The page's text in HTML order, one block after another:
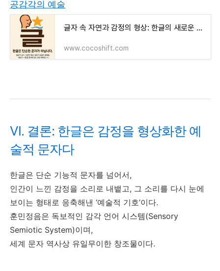
공감각의 예술
글자 속 자연과 감정의 형상: 한글의 새로운 발견 그 공감각의 예술
www.cocoshift.com
VI. 결론: 한글은 감정을 형상화한 예
술적 문자다
한글은 단순 기능적 문자를 넘어서,
인간이 느낀 감정을 소리로 내뱉고, 그 소리를 다시 눈에
보이는 형태로 응축해낸 ‘예술적 기호’이다.
훈민정음은 독보적인 감각 언어 시스템(Sensory
Semiotic System)이며,
세계 문자 역사상 유일무이한 창조물이다.